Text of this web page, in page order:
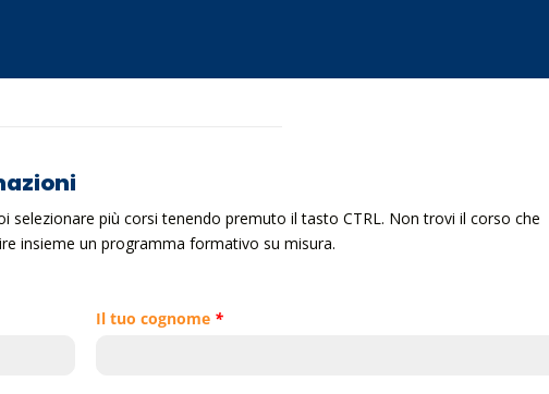
selezionare più corsi tenendo premuto il tasto CTRL. Non trovi il corso che
insieme un programma formativo su misura.
Il tuo cognome *